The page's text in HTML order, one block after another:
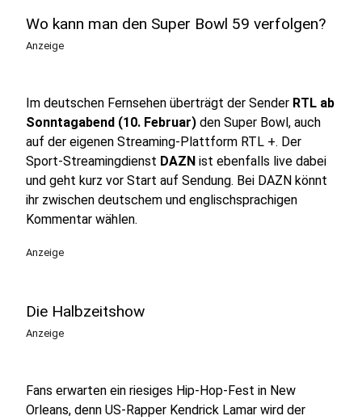
Wo kann man den Super Bowl 59 verfolgen?
Anzeige
Im deutschen Fernsehen überträgt der Sender RTL ab
Sonntagabend (10. Februar) den Super Bowl, auch
auf der eigenen Streaming-Plattform RTL +. Der
Sport-Streamingdienst DAZN ist ebenfalls live dabei
und geht kurz vor Start auf Sendung. Bei DAZN könnt
ihr zwischen deutschem und englischsprachigen
Kommentar wählen.
Anzeige
Die Halbzeitshow
Anzeige
Fans erwarten ein riesiges Hip-Hop-Fest in New
Orleans, denn US-Rapper Kendrick Lamar wird der